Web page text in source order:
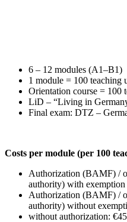
6 – 12 modules (A1–B1)
1 module = 100 teaching
Orientation course = 100
LiD – “Living in
Final exam: DTZ –
Costs per module (per 100
Authorization (BAMF) /
authority) with exemption
Authorization (BAMF) /
authority) without
without authorization: